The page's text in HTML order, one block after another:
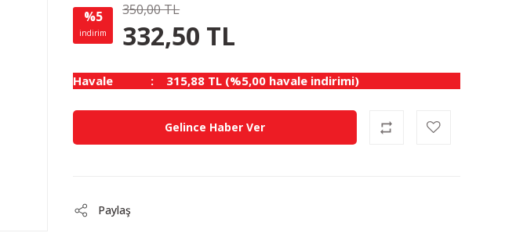
%5
indirim
350,00 TL
332,50 TL
Havale 315,88 TL (%5,00 havale indirimi)
Gelince Haber Ver
Paylaş